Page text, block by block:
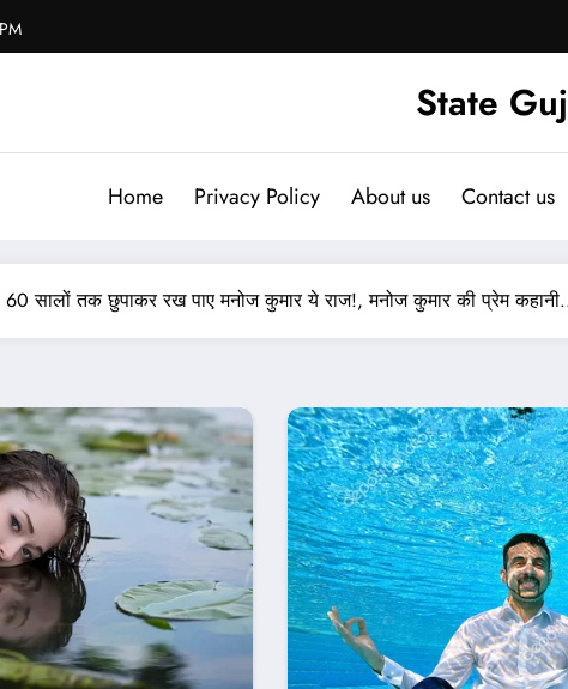
State
Home Privacy Policy About us Contact us
सालों तक छुपाकर रख पाए मनोज कुमार ये राज!, मनोज कुमार की प्रेम